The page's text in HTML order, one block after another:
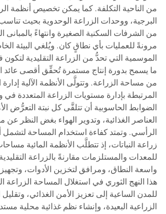
من الناحية التكلفة. كما يمكن تخصيص أنظمة
البرجية، ووحدات الزراعة الوحدوية بحيث
من الشرفات السكنية الصغيرة وانتهاءً بالمبانى
مرونةً للعمليات بأي نطاقٍ كان. ويُلغي البيئة
الموسمية التي تحدُّ من الزراعة التقليدية
ما يسمح بدورة إنتاج مستمرة تُحقِّق أقصى عائد
من مساحة الزراعة. وتتولَّى الأنظمة الآلية
المرتبطة بإدارة مستويات الزراعة المتعددة
الضوابط الحاسوبية أن تتلقَّى كل نبتة التعرُّض
العناصر الغذائية، وتدوير الهواء بغض النظر
الرأسي. وتمتد كفاءة استخدام المساحة
زراعة النباتات، إذ تتطلَّب الأنظمة المائية
للمعدات والمستلزمات مقارنةً بالزراعة
واسعة النطاق، ومرافق لتخزين الأدوات،
هذا النهج الثوري في استغلال المساحة الزراعة
للمدن الساعية إلى تعزيز الأمن الغذائي،
الزراعية البعيدة، وإنشاء نظم غذائية محلية